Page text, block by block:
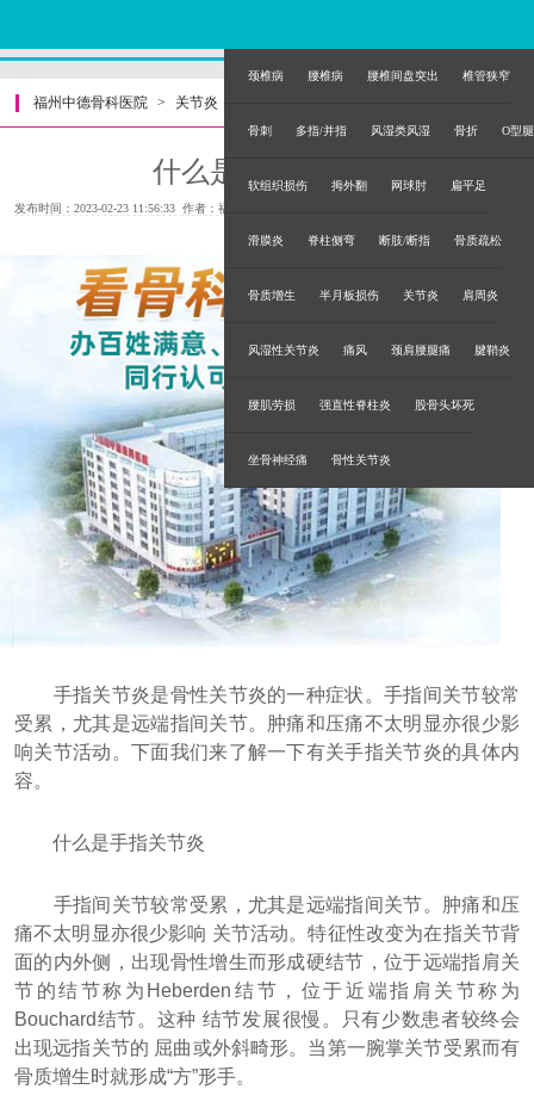
颈椎病 腰椎病 腰椎间盘突出 椎管狭窄
骨刺 多指/并指 风湿类风湿 骨折 O型腿
软组织损伤 拇外翻 网球肘 扁平足
滑膜炎 脊柱侧弯 断肢/断指 骨质疏松
骨质增生 半月板损伤 关节炎 肩周炎
风湿性关节炎 痛风 颈肩腰腿痛 腱鞘炎
腰肌劳损 强直性脊柱炎 股骨头坏死
坐骨神经痛 骨性关节炎
福州中德骨科医院 > 关节炎
什么是手指关节炎
发布时间：2023-02-23 11:56:33 作者：福州中德骨科医院
手指关节炎是骨性关节炎的一种症状。手指间关节较常
受累，尤其是远端指间关节。肿痛和压痛不太明显亦很少影
响关节活动。下面我们来了解一下有关手指关节炎的具体内
容。
什么是手指关节炎
手指间关节较常受累，尤其是远端指间关节。肿痛和压
痛不太明显亦很少影响 关节活动。特征性改变为在指关节背
面的内外侧，出现骨性增生而形成硬结节，位于远端指肩关
节的结节称为Heberden结节，位于近端指肩关节称为
Bouchard结节。这种 结节发展很慢。只有少数患者较终会
出现远指关节的 屈曲或外斜畸形。当第一腕掌关节受累而有
骨质增生时就形成“方”形手。